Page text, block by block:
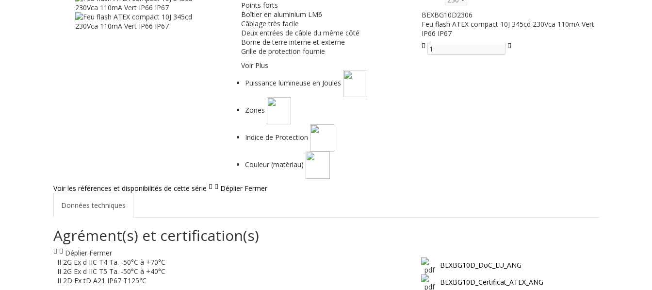
Points forts
Boîtier en aluminium LM6
Câblage très facile
Deux entrées de câble du même côté
Borne de terre interne et externe
Grille de protection fournie
Voir Plus
Puissance lumineuse en Joules
Zones
Indice de Protection
Couleur (matériau)
BEXBG10D2306
Feu flash ATEX compact 10J 345cd 230Vca 110mA Vert
IP66 IP67
Voir les références et disponibilités de cette série Déplier Fermer
Données techniques
Agrément(s) et certification(s)
Déplier Fermer
II 2G Ex d IIC T4 Ta. -50°C à +70°C
II 2G Ex d IIC T5 Ta. -50°C à +40°C
II 2D Ex tD A21 IP67 T125°C
BEXBG10D_DoC_EU_ANG
BEXBG10D_Certificat_ATEX_ANG